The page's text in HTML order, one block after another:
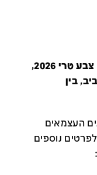
קטלוג זה מציג את כל משתתפי יריד צבע טרי 2026,
בין
העצמאים
לפרטים נוספים